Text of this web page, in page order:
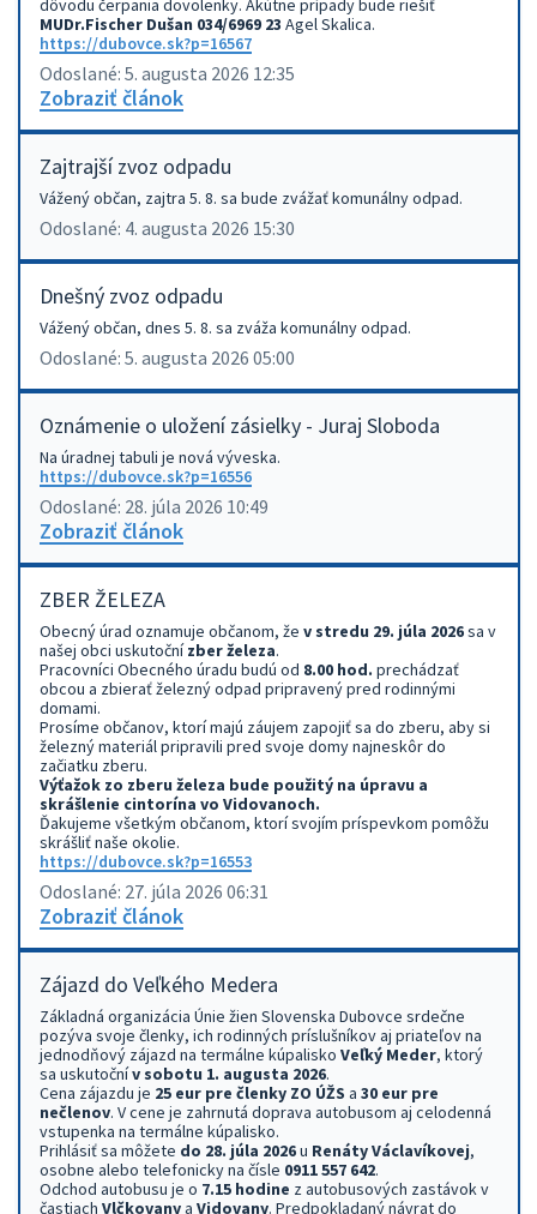
MUDr.Fischer Dušan 034/6969 23 Agel Skalica.
https://dubovce.sk?p=16567
Odoslané: 5. augusta 2026 12:35
Zobraziť článok
Zajtrajší zvoz odpadu
Vážený občan, zajtra 5. 8. sa bude zvážať komunálny odpad.
Odoslané: 4. augusta 2026 15:30
Dnešný zvoz odpadu
Vážený občan, dnes 5. 8. sa zváža komunálny odpad.
Odoslané: 5. augusta 2026 05:00
Oznámenie o uložení zásielky - Juraj Sloboda
Na úradnej tabuli je nová výveska.
https://dubovce.sk?p=16556
Odoslané: 28. júla 2026 10:49
Zobraziť článok
ZBER ŽELEZA
Obecný úrad oznamuje občanom, že v stredu 29. júla 2026sa v
našej obci uskutočnízber železa.
Pracovníci Obecného úradu budú od 8.00 hod. prechádzať
obcou a zbierať železný odpad pripravený pred rodinnými
domami.
Prosíme občanov, ktorí majú záujem zapojiť sa do zberu, aby si
železný materiál pripravili pred svoje domy najneskôr do
začiatku zberu.
Výťažok zo zberu železa bude použitý na úpravu a
skrášlenie cintorína vo Vidovanoch.
Ďakujeme všetkým občanom, ktorí svojím príspevkom pomôžu
skrášliť naše okolie.
https://dubovce.sk?p=16553
Odoslané: 27. júla 2026 06:31
Zobraziť článok
Zájazd do Veľkého Medera
Základná organizácia Únie žien Slovenska Dubovce srdečne
pozýva svoje členky, ich rodinných príslušníkov aj priateľov na
jednodňový zájazd na termálne kúpalisko Veľký Meder, ktorý
sa uskutočnív sobotu 1. augusta 2026.
Cena zájazdu je 25 eur pre členky ZO ÚŽS a 30 eur pre
nečlenov. V cene je zahrnutá doprava autobusom aj celodenná
vstupenka na termálne kúpalisko.
Prihlásiť sa môžete do 28. júla 2026u Renáty Václavíkovej,
osobne alebo telefonicky na čísle 0911 557 642.
Odchod autobusu je o 7.15 hodine z autobusových zastávok v
častiach Vlčkovanya Vidovany. Predpokladaný návrat do